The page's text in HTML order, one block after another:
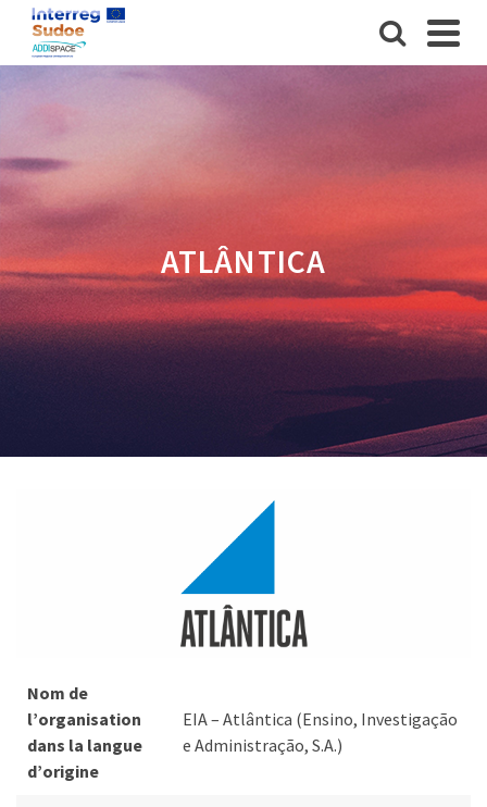
ATLÂNTICA
Nom de
l’organisation
dans la langue
d’origine
EIA – Atlântica (Ensino, Investigação
e Administração, S.A.)